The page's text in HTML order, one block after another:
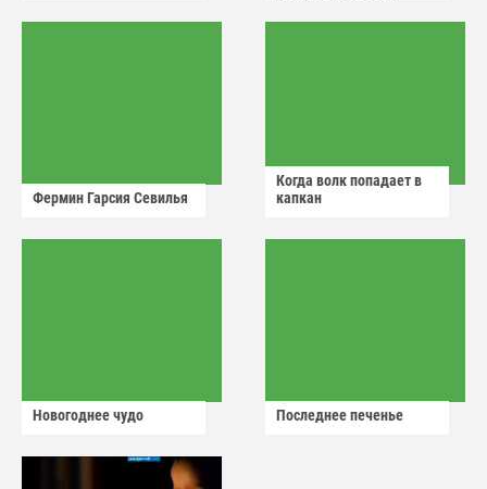
Фермин Гарсия Севилья
Когда волк попадает в
капкан
Новогоднее чудо Последнее печенье